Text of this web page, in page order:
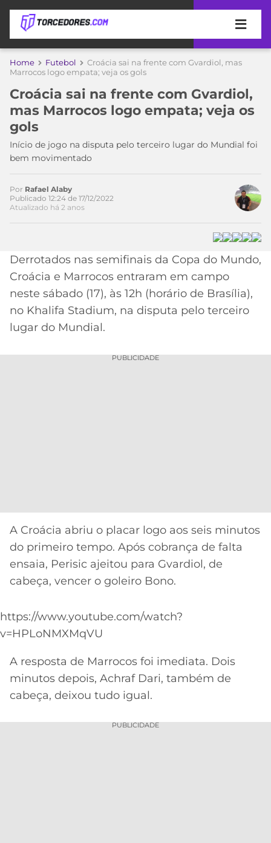
APOSTAS
DE
APOSTA
MELHORES
SITES
DE
APOSTAS
2026
BETBOOM
CÓDIGO
DE
INDICAÇÃO
BET365
MELHORES
CASSINOS
ONLINE
2026
COPA
DO
MUNDO
TIMES
MEU
TIME
PALMEIRAS
CORINTHIANS
SÃO
INTERNACIONAL
GRÊMIO
MG
CAMPEONATOS
SÉRIE
LIBERTADORES
DOS
CAMPEÕES
LALIGA
ESPORTIVA
MERCADO
DA
BOLA
Home Futebol
Croácia sai na frente com Gvardiol, mas
Marrocos logo empata; veja os gols
Croácia sai na frente com Gvardiol,
mas Marrocos logo empata; veja os
gols
Início de jogo na disputa pelo terceiro lugar do Mundial foi
bem movimentado
Acesse o perfil do autor
no Twitter
Por Rafael Alaby
Publicado 12:24 de 17/12/2022
Atualizado há 2 anos
Derrotados nas semifinais da Copa do Mundo,
Croácia e Marrocos entraram em campo
neste sábado (17), às 12h (horário de Brasília),
no Khalifa Stadium, na disputa pelo terceiro
lugar do Mundial.
PUBLICIDADE
A Croácia abriu o placar logo aos seis minutos
do primeiro tempo. Após cobrança de falta
ensaia, Perisic ajeitou para Gvardiol, de
cabeça, vencer o goleiro Bono.
https://www.youtube.com/watch?
v=HPLoNMXMqVU
A resposta de Marrocos foi imediata. Dois
minutos depois, Achraf Dari, também de
cabeça, deixou tudo igual.
PUBLICIDADE